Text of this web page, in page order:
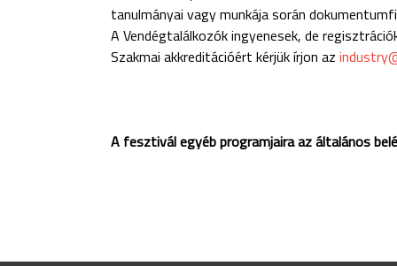
tanulmányai vagy munkája során
A Vendégtalálkozók ingyenesek, de
Szakmai akkreditációért kérjük írjon az
A fesztivál egyéb programjaira az általános